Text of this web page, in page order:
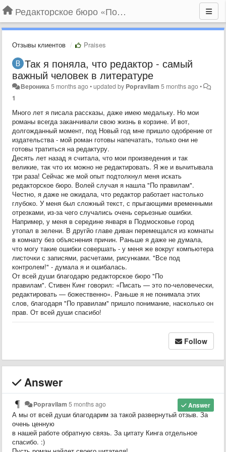
Редакторское бюро «По правилам»
Отзывы клиентов Praises
Так я поняла, что редактор - самый
важный человек в литературе
Вероника5 months ago•updated by Popravilam 5 months ago•
1
Много лет я писала рассказы, даже имею медальку. Но мои
романы всегда заканчивали свою жизнь в корзине. И вот,
долгожданный момент, под Новый год мне пришло одобрение от
издательства - мой роман готовы напечатать, только они не
готовы тратиться на редактуру.
Десять лет назад я считала, что мои произведения и так
великие, так что их можно не редактировать. Я же и вычитывала
три раза! Сейчас же мой опыт подтолкнул меня искать
редакторское бюро. Волей случая я нашла "По правилам".
Честно, я даже не ожидала, что редактор работает настолько
глубоко. У меня был сложный текст, с прыгающими временными
отрезками, из-за чего случались очень серьезные ошибки.
Например, у меня в середине января в Подмосковье город
утопал в зелени. В другйо главе диван перемещался из комнаты
в комнату без объяснения причин. Раньше я даже не думала,
что могу такие ошибки совершать - у меня же вокруг компьютера
листочки с записями, расчетами, рисунками. "Все под
контролем!" - думала я и ошибалась.
От всей души благодарю редакторское бюро "По
правилам". Стивен Кинг говорил: «Писать — это по-человечески,
редактировать — божественно». Раньше я не понимала этих
слов, благодаря "По правилам" пришло понимание, насколько он
прав. От всей души спасибо!
Follow
Answer
Answer
Popravilam 5 months ago
А мы от всей души благодарим за такой развернутый отзыв. За
очень ценную
в нашей работе обратную связь. За цитату Кинга отдельное
спасибо. :)